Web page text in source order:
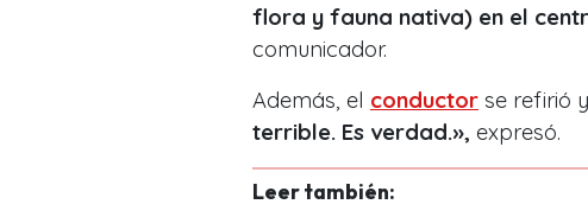
flora y fauna nativa) en el
comunicador.
Además, el conductor se refirió
terrible. Es verdad.», expresó.
Leer también: